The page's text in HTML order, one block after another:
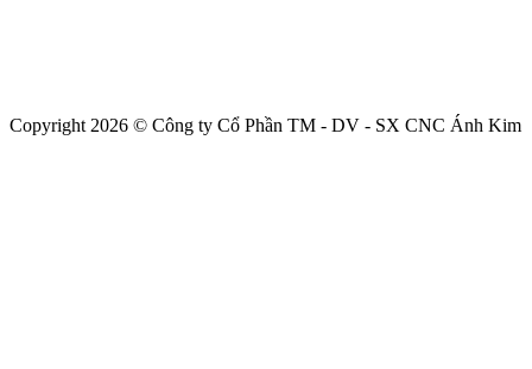
Copyright 2026 © Công ty Cổ Phần TM - DV - SX CNC Ánh Kim